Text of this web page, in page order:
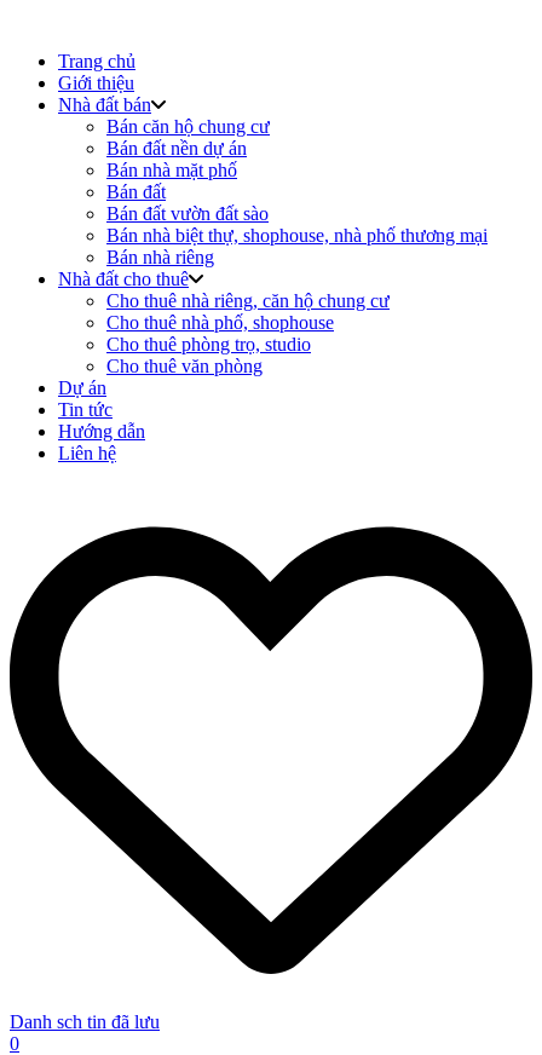
Trang chủ
Giới thiệu
Nhà đất bán
Bán căn hộ chung cư
Bán đất nền dự án
Bán nhà mặt phố
Bán đất
Bán đất vườn đất sào
Bán nhà biệt thự, shophouse, nhà phố thương mại
Bán nhà riêng
Nhà đất cho thuê
Cho thuê nhà riêng, căn hộ chung cư
Cho thuê nhà phố, shophouse
Cho thuê phòng trọ, studio
Cho thuê văn phòng
Dự án
Tin tức
Hướng dẫn
Liên hệ
Danh sch tin đã lưu
0